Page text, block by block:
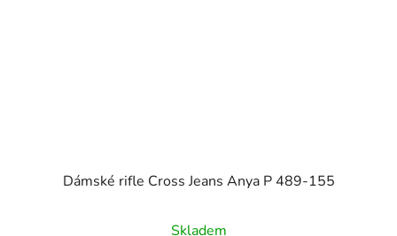
Dámské rifle Cross Jeans Anya P 489-155
Skladem